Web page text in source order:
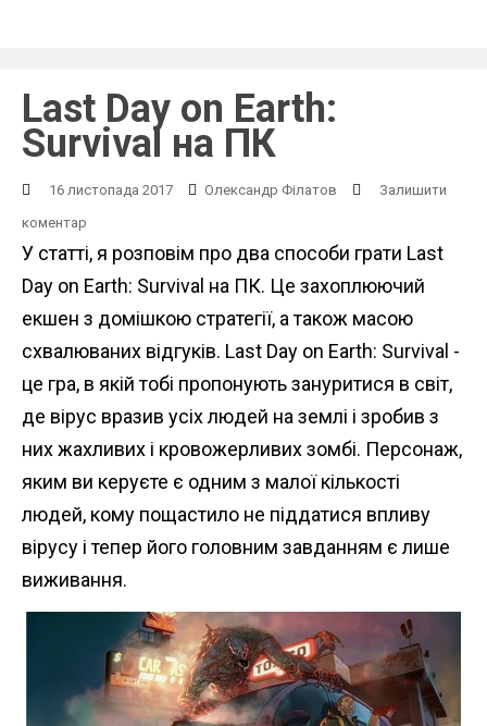
Last Day on Earth:
Survival на ПК
16 листопада 2017 Олександр Філатов
Залишити
коментар
У статті, я розповім про два способи грати Last
Day on Earth: Survival на ПК. Це захоплюючий
екшен з домішкою стратегії, а також масою
схвалюваних відгуків. Last Day on Earth: Survival -
це гра, в якій тобі пропонують зануритися в світ,
де вірус вразив усіх людей на землі і зробив з
них жахливих і кровожерливих зомбі. Персонаж,
яким ви керуєте є одним з малої кількості
людей, кому пощастило не піддатися впливу
вірусу і тепер його головним завданням є лише
виживання.